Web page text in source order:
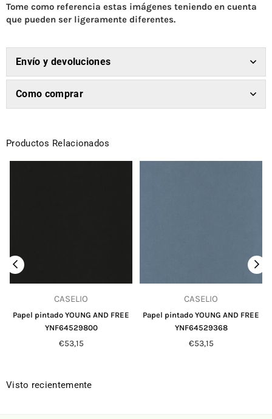
Tome como referencia estas imágenes teniendo en cuenta
que pueden ser ligeramente diferentes.
Envío y devoluciones
Como comprar
Productos Relacionados
CASELIO
Papel pintado YOUNG AND FREE
YNF64529800
Precio
€53,15
CASELIO
Papel pintado YOUNG AND FREE
YNF64529368
Precio
€53,15
Visto recientemente